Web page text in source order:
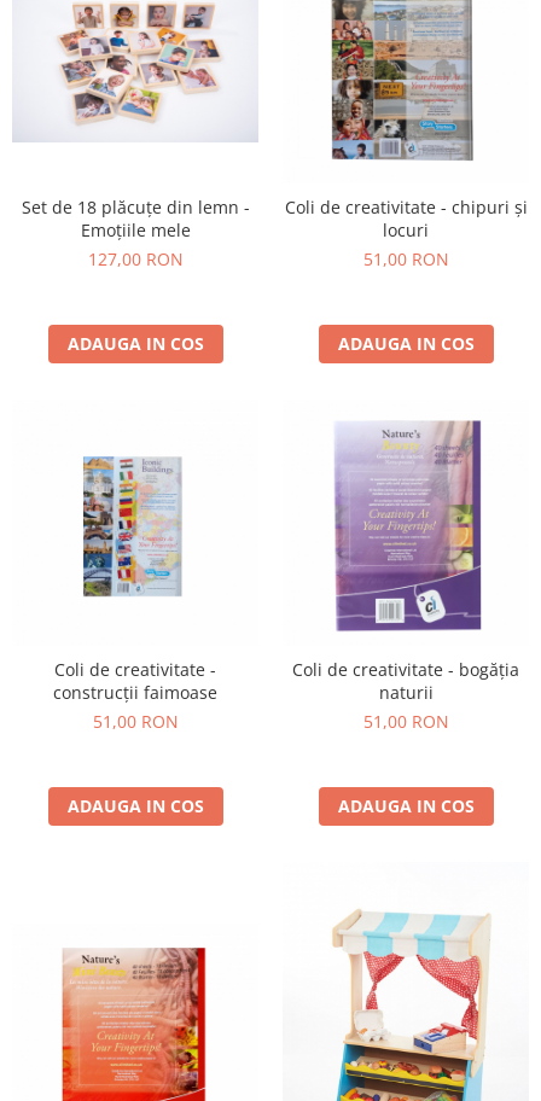
Set de 18 plăcuțe din lemn -
Emoțiile mele
127,00 RON
ADAUGA IN COS
Coli de creativitate - chipuri și
locuri
51,00 RON
ADAUGA IN COS
Coli de creativitate -
construcții faimoase
51,00 RON
ADAUGA IN COS
Coli de creativitate - bogăția
naturii
51,00 RON
ADAUGA IN COS